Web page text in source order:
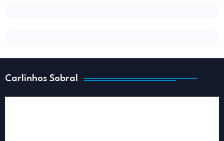
Carlinhos Sobral